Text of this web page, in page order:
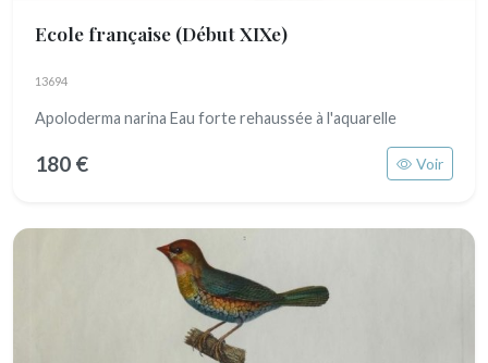
Ecole française (Début XIXe)
13694
Apoloderma narina Eau forte rehaussée à l'aquarelle
180 € Voir